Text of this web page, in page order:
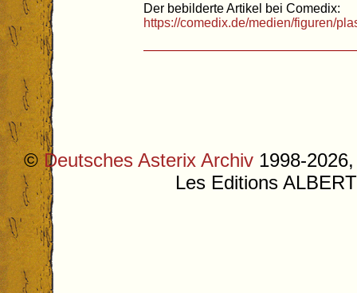
Der bebilderte Artikel bei Comedix:
https://comedix.de/medien/figuren/
©Deutsches Asterix Archiv 1998-
Les Editions